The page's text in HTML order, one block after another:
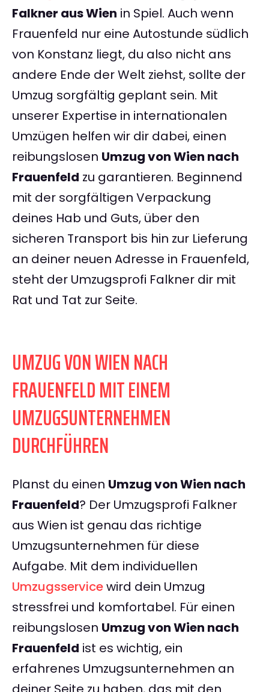
Falkner aus Wien in Spiel. Auch wenn
Frauenfeld nur eine Autostunde südlich
von Konstanz liegt, du also nicht ans
andere Ende der Welt ziehst, sollte der
Umzug sorgfältig geplant sein. Mit
unserer Expertise in internationalen
Umzügen helfen wir dir dabei, einen
reibungslosen Umzug von Wien nach
Frauenfeld zu garantieren. Beginnend
mit der sorgfältigen Verpackung
deines Hab und Guts, über den
sicheren Transport bis hin zur Lieferung
an deiner neuen Adresse in Frauenfeld,
steht der Umzugsprofi Falkner dir mit
Rat und Tat zur Seite.
UMZUG VON WIEN NACH
FRAUENFELD MIT EINEM
UMZUGSUNTERNEHMEN
DURCHFÜHREN
Planst du einen Umzug von Wien nach
Frauenfeld? Der Umzugsprofi Falkner
aus Wien ist genau das richtige
Umzugsunternehmen für diese
Aufgabe. Mit dem individuellen
Umzugsservicewird dein Umzug
stressfrei und komfortabel. Für einen
reibungslosen Umzug von Wien nach
Frauenfeld ist es wichtig, ein
erfahrenes Umzugsunternehmen an